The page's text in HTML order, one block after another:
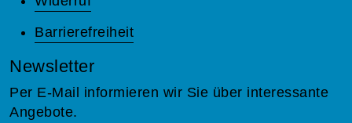
Barrierefreiheit
Newsletter
Per E-Mail informieren wir Sie über interessante
Angebote.